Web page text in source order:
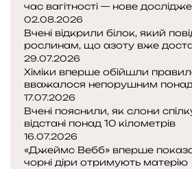
ь
к
о
л
ь
о
р
и
,
к
л
і
а
є
п
р
о
з
а
о
п
л
е
м
о
л
е
к
у
л
и
к
е
р
у
час вагітності — нове
02.08.2026
Вчені відкрили білок, який
рослинам, що азоту вже
29.07.2026
Хіміки вперше обійшли
вважалося непорушним понад
17.07.2026
Вчені пояснили, як слони
відстані понад 10 кілометрів
16.07.2026
«Джеймс Вебб» вперше
чорні діри отримують матерію